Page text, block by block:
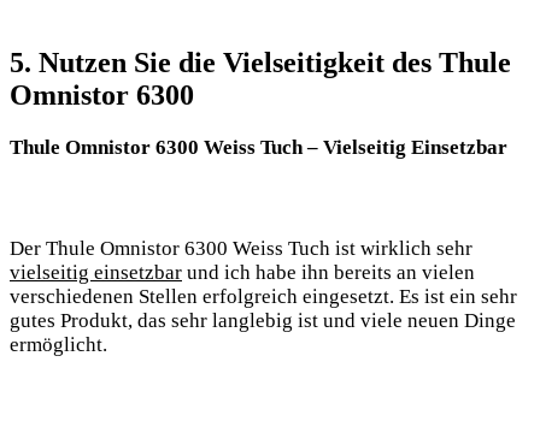
5. Nutzen Sie die Vielseitigkeit des Thule⁢
Omnistor​ 6300
Thule Omnistor 6300 Weiss Tuch – Vielseitig Einsetzbar
Der Thule Omnistor 6300​ Weiss Tuch ist wirklich sehr
vielseitig einsetzbar und ich habe ihn‍ bereits an vielen
verschiedenen Stellen erfolgreich eingesetzt. Es ‌ist ein sehr
gutes Produkt, das sehr langlebig ist und viele neuen Dinge
ermöglicht.